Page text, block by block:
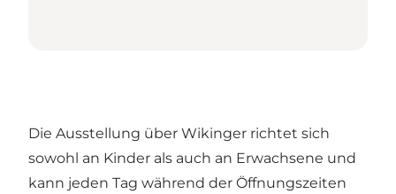
Die Ausstellung über Wikinger richtet sich
sowohl an Kinder als auch an Erwachsene und
kann jeden Tag während der Öffnungszeiten